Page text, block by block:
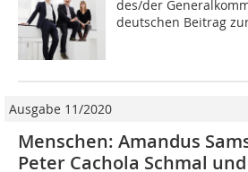
des/der
deutschen Beitrag
Ausgabe 11/2020
Menschen: Amandus
Peter Cachola Schmal